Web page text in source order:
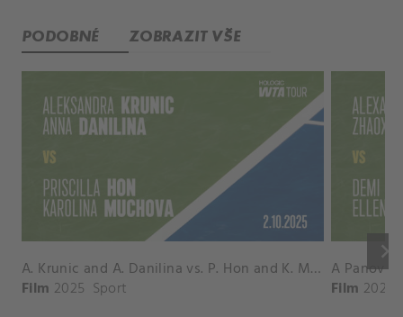
PODOBNÉ ZOBRAZIT VŠE
keyboard_arrow_right
A. Krunic and A. Danilina vs. P. Hon and K. Muchova Match Highlights - BEIJING_Capital Group Diamond ( October 02, 2025)
Film 2025 Sport Film 2026